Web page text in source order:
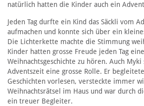
natürlich hatten die Kinder auch ein
Jeden Tag durfte ein Kind das Säckli vom
aufmachen und konnte sich über ein
Die Lichterkette machte die Stimmung
Kinder hatten grosse Freude jeden Tag eine
Weihnachtsgeschichte zu hören. Auch
Adventszeit eine grosse Rolle. Er
Geschichten vorlesen, versteckte immer
Weihnachtsrätsel im Haus und war durch
ein treuer Begleiter.